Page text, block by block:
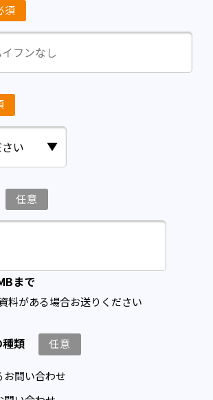
須
任意
る
まで
料がある場合お送りください
類 任意
お問い合わせ